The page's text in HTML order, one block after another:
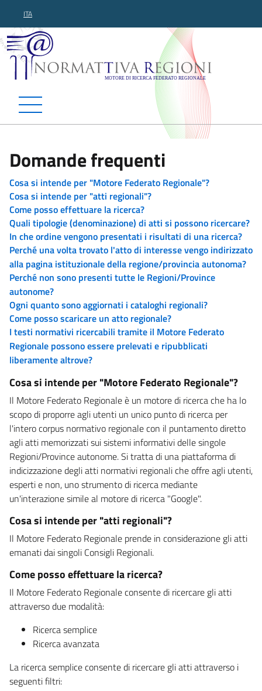
ITA
Normattiva Regioni -
Domande frequenti
Cosa si intende per "Motore Federato Regionale"?
Cosa si intende per "atti regionali"?
Come posso effettuare la ricerca?
Quali tipologie (denominazione) di atti si possono ricercare?
In che ordine vengono presentati i risultati di una ricerca?
Perché una volta trovato l'atto di interesse vengo indirizzato
alla pagina istituzionale della regione/provincia autonoma?
Perché non sono presenti tutte le Regioni/Province
autonome?
Ogni quanto sono aggiornati i cataloghi regionali?
Come posso scaricare un atto regionale?
I testi normativi ricercabili tramite il Motore Federato
Regionale possono essere prelevati e ripubblicati
liberamente altrove?
Cosa si intende per "Motore Federato Regionale"?
Il Motore Federato Regionale è un motore di ricerca che ha lo
scopo di proporre agli utenti un unico punto di ricerca per
l'intero corpus normativo regionale con il puntamento diretto
agli atti memorizzati sui sistemi informativi delle singole
Regioni/Province autonome. Si tratta di una piattaforma di
indicizzazione degli atti normativi regionali che offre agli utenti,
esperti e non, uno strumento di ricerca mediante
un'interazione simile al motore di ricerca "Google".
Cosa si intende per "atti regionali"?
Il Motore Federato Regionale prende in considerazione gli atti
emanati dai singoli Consigli Regionali.
Come posso effettuare la ricerca?
Il Motore Federato Regionale consente di ricercare gli atti
attraverso due modalità:
Ricerca semplice
Ricerca avanzata
La ricerca semplice consente di ricercare gli atti attraverso i
seguenti filtri: